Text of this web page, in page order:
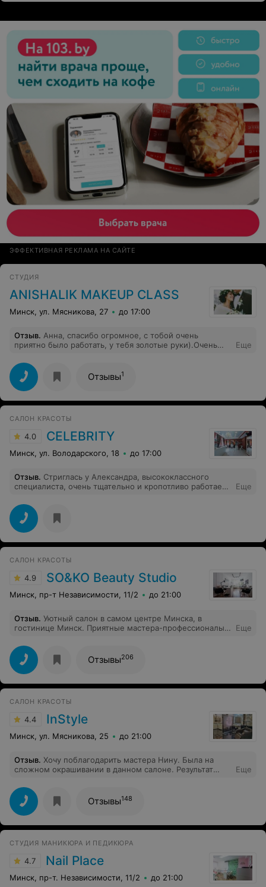
ЭФФЕКТИВНАЯ РЕКЛАМА НА САЙТЕ
СТУДИЯ
ANISHALIK MAKEUP CLASS
Минск, ул. Мясникова, 27 до 17:00
Отзыв. Анна, спасибо огромное, с тобой очень
приятно было работать, у тебя золотые руки).Очень
было, что очень радовало))
Еще
Отзывы1
САЛОН КРАСОТЫ
4.0 CELEBRITY
Минск, ул. Володарского, 18 до 17:00
Отзыв. Стриглась у Александра, высококлассного
специалиста, очень тщательно и кропотливо работает,
Салон просторный с красивой люстрой, атмосфера
очень комфортная
Еще
САЛОН КРАСОТЫ
4.9 SO&KO Beauty Studio
Минск, пр-т Независимости, 11/2 до 21:00
Отзыв. Уютный салон в самом центре Минска, в
гостинице Минск. Приятные мастера-профессионалы,
Еще
Отзывы206
САЛОН КРАСОТЫ
4.4 InStyle
Минск, ул. Мясникова, 25 до 21:00
Отзыв. Хочу поблагодарить мастера Нину. Была на
сложном окрашивании в данном салоне. Результат
профессионально работала, все четко,
проконсультировала по домашнему уходу. Я безумно
довольна результатом. Буду рекомендовать всем
своим знакомым. Ещё хочу отметить администратора.
Очень приветливая и приятная девушка. И атмосфера в
снова.
Еще
Отзывы148
СТУДИЯ МАНИКЮРА И ПЕДИКЮРА
4.7 Nail Place
Минск, пр-т. Независимости, 11/2 до 21:00